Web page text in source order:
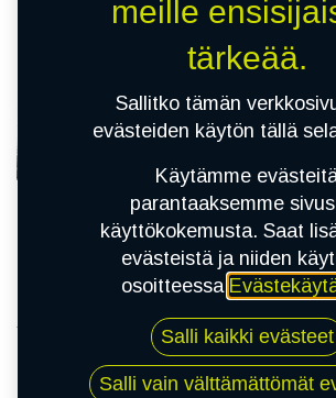
185/55R15 86T CONTINENTAL
VIKINGCONTACT 7 XL EVC
meille
tärkeää.
Sallitko tämän
evästeiden käytön tällä
Käytämme
parantaaksemme
käyttökokemusta. Saat
evästeistä ja niiden
osoitteessa
Salli kaikki evästeet
Salli vain välttämättömät